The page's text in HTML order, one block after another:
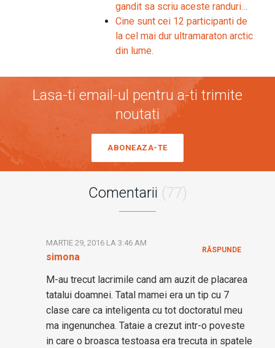
gandit sa scriu aceste randuri…
Cine sunt cei 12 participanti de
la cel mai dur ultramaraton arctic
din lume.
Lasa-ti email-ul pentru a-ti trimite
noutati
ABONEAZA-TE
Comentarii (77)
simona
MARTIE 29, 2016 LA 3:46 AM
M-au trecut lacrimile cand am auzit de placarea
tatalui doamnei. Tatal mamei era un tip cu 7
clase care ca inteligenta cu tot doctoratul meu
ma ingenunchea. Tataie a crezut intr-o poveste
in care o broasca testoasa era trecuta in spatele
RĂSPUNDE